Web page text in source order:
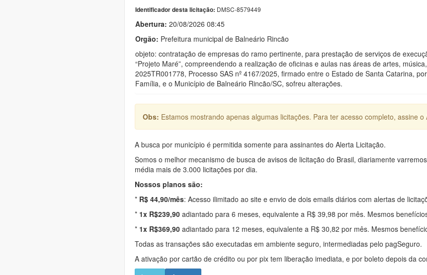
Identificador desta licitação: DMSC-8579449
Abertura: 20/08/2026 08:45
Orgão: Prefeitura municipal de Balneário Rincão
objeto: contratação de empresas do ramo pertinente, para prestação de serviços de
“Projeto Maré”, compreendendo a realização de oficinas e aulas nas áreas de artes,
2025TR001778, Processo SAS nº 4167/2025, firmado entre o Estado de Santa Catarina,
Família, e o Município de Balneário Rincão/SC, sofreu alterações.
Obs: Estamos mostrando apenas algumas licitações. Para ter acesso completo, assine o
A busca por município é permitida somente para assinantes do Alerta Licitação.
Somos o melhor mecanismo de busca de avisos de licitação do Brasil, diariamente
média mais de 3.000 licitações por dia.
Nossos planos são:
* R$ 44,90/mês: Acesso ilimitado ao site e envio de dois emails diários com alertas de
* 1x R$239,90 adiantado para 6 meses, equivalente a R$ 39,98 por mês. Mesmos
* 1x R$369,90 adiantado para 12 meses, equivalente a R$ 30,82 por mês. Mesmos
Todas as transações são executadas em ambiente seguro, intermediadas pelo pagSeguro.
A ativação por cartão de crédito ou por pix tem liberação imediata, e por boleto depois da